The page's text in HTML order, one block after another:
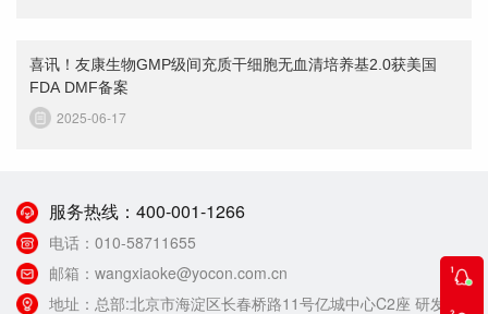
喜讯！友康生物GMP级间充质干细胞无血清培养基2.0获美国
FDA DMF备案
2025-06-17
服务热线： 400-001-1266
电话： 010-58711655
邮箱： wangxiaoke@yocon.com.cn
地址： 总部:北京市海淀区长春桥路11号亿城中心C2座 研发生